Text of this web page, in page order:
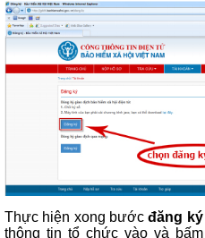
Thực hiện xong bướcđăng
thông tin tổ chức vào và